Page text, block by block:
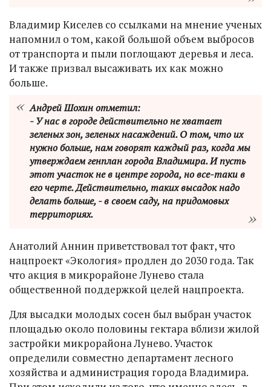
Владимир Киселев со ссылками на мнение ученых
напомнил о том, какой большой объем выбросов
от транспорта и пыли поглощают деревья и леса.
И также призвал высаживать их как можно
больше.
Андрей Шохин отметил:
- У нас в городе действительно не хватает
зеленых зон, зеленых насаждений. О том, что их
нужно больше, нам говорят каждый раз, когда мы
утверждаем генплан города Владимира. И пусть
этот участок не в центре города, но все-таки в
его черте. Действительно, таких высадок надо
делать больше, - в своем саду, на придомовых
территориях.
Анатолий Аннин приветствовал тот факт, что
нацпроект «Экология» продлен до 2030 года. Так
что акция в микрорайоне Лунево стала
общественной поддержкой целей нацпроекта.
Для высадки молодых сосен был выбран участок
площадью около половины гектара вблизи жилой
застройки микрорайона Лунево. Участок
определили совместно департамент лесного
хозяйства и администрация города Владимира.